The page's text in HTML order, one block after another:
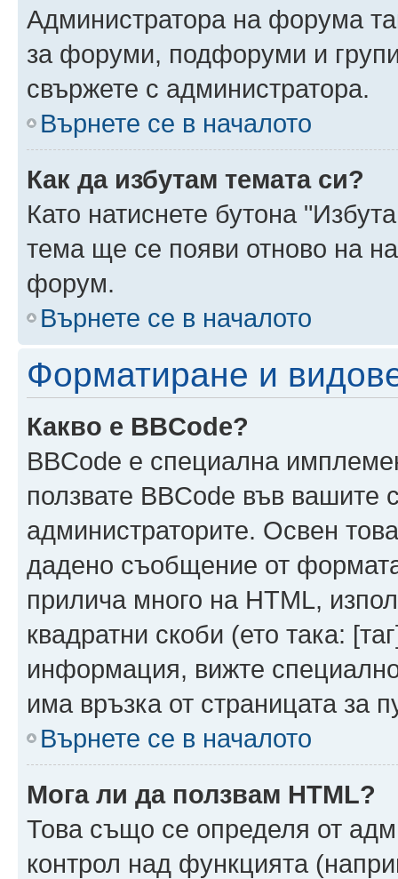
Администратора на форума
за форуми, подфоруми и
свържете с администратора.
Върнете се в началото
Как да избутам темата си?
Като натиснете бутона
тема ще се появи отново на
форум.
Върнете се в началото
Форматиране и
Какво е BBCode?
BBCode е специална
ползвате BBCode във
администраторите. Освен
дадено съобщение от
прилича много на HTML,
квадратни скоби (ето така:
информация, вижте
има връзка от страницата за
Върнете се в началото
Мога ли да ползвам HTML?
Това също се определя от
контрол над функцията